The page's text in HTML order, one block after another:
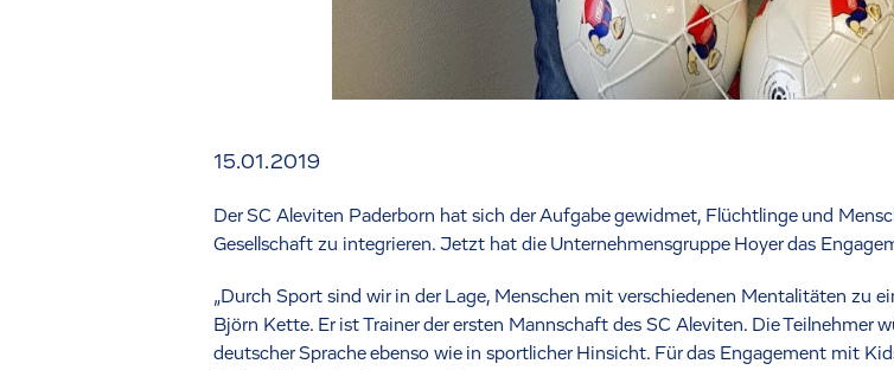
15.01.2019
Der SC Aleviten Paderborn hat sich der Aufgabe gewidmet, Flüchtlinge und
Gesellschaft zu integrieren. Jetzt hat die Unternehmensgruppe Hoyer das
„Durch Sport sind wir in der Lage, Menschen mit verschiedenen Mentalitäten zu
Björn Kette. Er ist Trainer der ersten Mannschaft des SC Aleviten. Die Teilnehmer
deutscher Sprache ebenso wie in sportlicher Hinsicht. Für das Engagement mit